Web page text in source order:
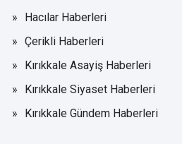
Hacılar Haberleri
Çerikli Haberleri
Kırıkkale Asayiş Haberleri
Kırıkkale Siyaset Haberleri
Kırıkkale Gündem Haberleri